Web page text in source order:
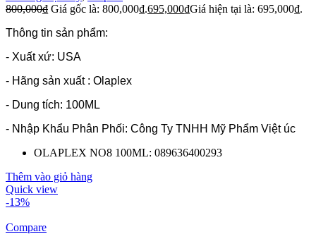
800,000₫ Giá gốc là: 800,000₫.695,000₫Giá hiện tại là: 695,000₫.
Thông tin sản phẩm:
- Xuất xứ: USA
- Hãng sản xuất : Olaplex
- Dung tích: 100ML
- Nhập Khẩu Phân Phối: Công Ty TNHH Mỹ Phẩm Việt úc
OLAPLEX NO8 100ML: 089636400293
Thêm vào giỏ hàng
Quick view
-13%
Compare